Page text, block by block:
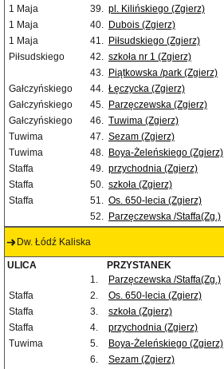
1 Maja
39. pl. Kilińskiego (Zgierz)
1 Maja
40. Dubois (Zgierz)
1 Maja
41. Piłsudskiego (Zgierz)
Piłsudskiego
42. szkoła nr 1 (Zgierz)
43. Piątkowska /park (Zgierz)
Gałczyńskiego
44. Łęczycka (Zgierz)
Gałczyńskiego
45. Parzęczewska (Zgierz)
Gałczyńskiego
46. Tuwima (Zgierz)
Tuwima
47. Sezam (Zgierz)
Tuwima
48. Boya-Żeleńskiego (Zgierz)
Staffa
49. przychodnia (Zgierz)
Staffa
50. szkoła (Zgierz)
Staffa
51. Os. 650-lecia (Zgierz)
52. Parzęczewska /Staffa(Zg.)
Dw. Łódź Kaliska
ULICA PRZYSTANEK
1.
Parzęczewska /Staffa(Zg.)
Staffa
2. Os. 650-lecia (Zgierz)
Staffa
3. szkoła (Zgierz)
Staffa
4. przychodnia (Zgierz)
Tuwima
5. Boya-Żeleńskiego (Zgierz)
6.
Sezam (Zgierz)